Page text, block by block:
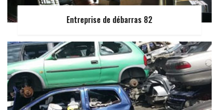
Entreprise de débarras 82